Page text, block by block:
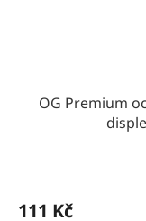
OG Premium
111 Kč